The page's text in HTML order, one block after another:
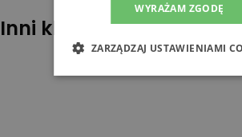
Inni klienci sprawdzali
WYRAŻAM ZGODĘ
ZARZĄDZAJ USTAWIENIAMI